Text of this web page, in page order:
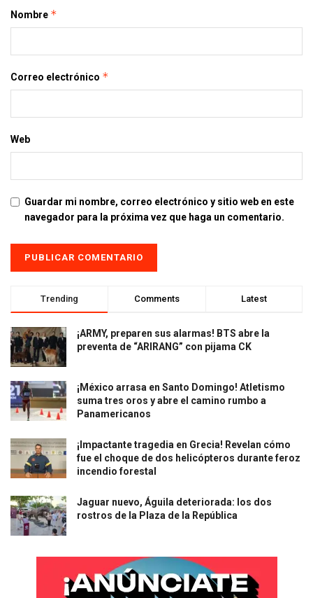
Nombre *
Correo electrónico *
Web
Guardar mi nombre, correo electrónico y sitio web en este
navegador para la próxima vez que haga un comentario.
Trending Comments Latest
¡ARMY, preparen sus alarmas! BTS abre la
preventa de “ARIRANG” con pijama CK
¡México arrasa en Santo Domingo! Atletismo
suma tres oros y abre el camino rumbo a
Panamericanos
¡Impactante tragedia en Grecia! Revelan cómo
fue el choque de dos helicópteros durante feroz
incendio forestal
Jaguar nuevo, Águila deteriorada: los dos
rostros de la Plaza de la República